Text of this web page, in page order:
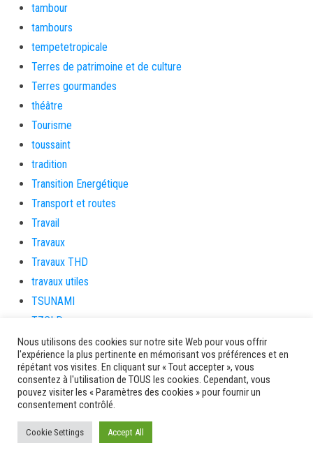
tambour
tambours
tempetetropicale
Terres de patrimoine et de culture
Terres gourmandes
théâtre
Tourisme
toussaint
tradition
Transition Energétique
Transport et routes
Travail
Travaux
Travaux THD
travaux utiles
TSUNAMI
TZCLD
uncategorized
Venir en Martinique
Video
vidététladjéko
Vie Municipale
Viechere
Nous utilisons des cookies sur notre site Web pour vous offrir
l'expérience la plus pertinente en mémorisant vos préférences et en
répétant vos visites. En cliquant sur « Tout accepter », vous
consentez à l'utilisation de TOUS les cookies. Cependant, vous
pouvez visiter les « Paramètres des cookies » pour fournir un
consentement contrôlé.
Cookie Settings Accept All